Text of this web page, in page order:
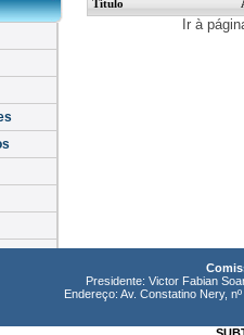
Título
Ir à
Presidente: Victor Fabian
Endereço: Av. Constatino Nery,